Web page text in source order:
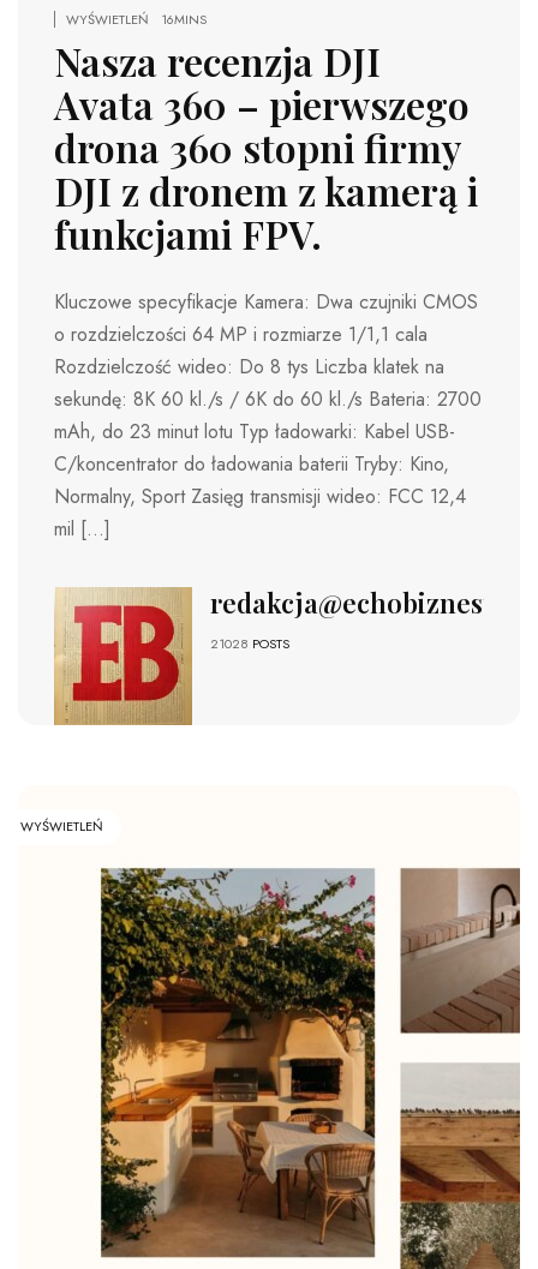
WYŚWIETLEŃ 16MINS
Nasza recenzja DJI
Avata 360 – pierwszego
drona 360 stopni firmy
DJI z dronem z kamerą i
funkcjami FPV.
Kluczowe specyfikacje Kamera: Dwa czujniki CMOS
o rozdzielczości 64 MP i rozmiarze 1/1,1 cala
Rozdzielczość wideo: Do 8 tys Liczba klatek na
sekundę: 8K 60 kl./s / 6K do 60 kl./s Bateria: 2700
mAh, do 23 minut lotu Typ ładowarki: Kabel USB-
C/koncentrator do ładowania baterii Tryby: Kino,
Normalny, Sport Zasięg transmisji wideo: FCC 12,4
mil […]
redakcja@echobiznesu.pl
21028 POSTS
WYŚWIETLEŃ